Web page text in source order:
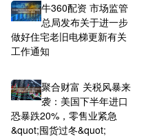
牛360配资 市场监管
总局发布关于进一步
做好住宅老旧电梯更新有关
工作通知
聚合财富 关税风暴来
袭：美国下半年进口
恐暴跌20%，零售业紧急
&quot;囤货过冬&quot;